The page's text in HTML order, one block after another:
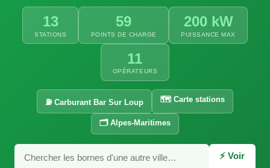
13
STATIONS
59
POINTS DE CHARGE
200 kW
PUISSANCE MAX
11
OPÉRATEURS
⛽ Carburant Bar Sur Loup 🗺️ Carte stations
🗂️ Alpes-Maritimes
⚡ Voir